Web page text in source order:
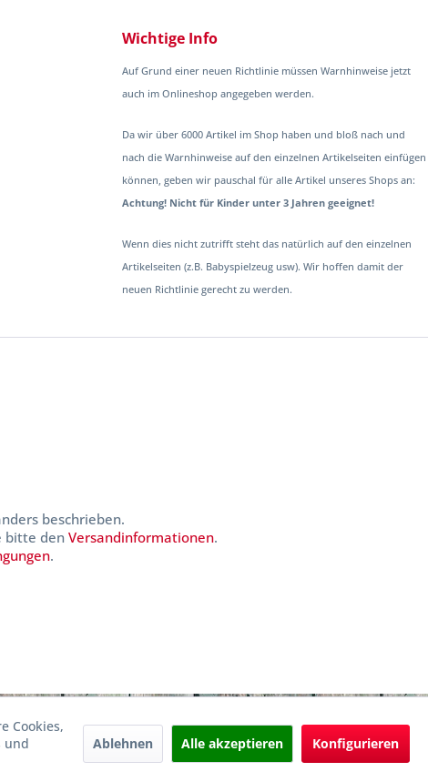
Wichtige Info
Auf Grund einer neuen Richtlinie müssen Warnhinweise jetzt
auch im Onlineshop angegeben werden.
Da wir über 6000 Artikel im Shop haben und bloß nach und
nach die Warnhinweise auf den einzelnen Artikelseiten einfügen
können, geben wir pauschal für alle Artikel unseres Shops an:
Achtung! Nicht für Kinder unter 3 Jahren geeignet!
Wenn dies nicht zutrifft steht das natürlich auf den einzelnen
Artikelseiten (z.B. Babyspielzeug usw). Wir hoffen damit der
neuen Richtlinie gerecht zu werden.
beschrieben.
bitte den Versandinformationen.
.
Cookies,
und
Ablehnen Alle akzeptieren Konfigurieren